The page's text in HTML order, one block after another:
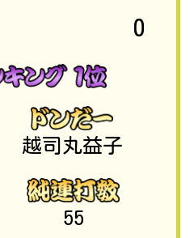
0
越司丸益子
55